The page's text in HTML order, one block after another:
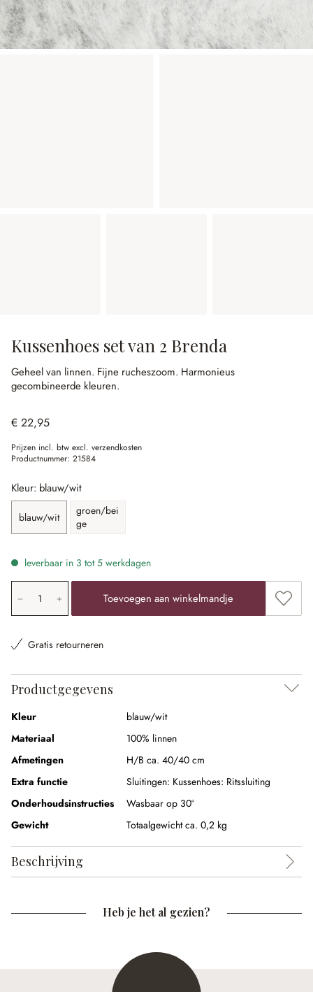
Kussenhoes set van 2 Brenda
Geheel van linnen. Fijne rucheszoom. Harmonieus
gecombineerde kleuren.
€ 22,95
Prijzen incl. btw excl. verzendkosten
Productnummer: 21584
Kleur: blauw/wit
blauw/wit
groen/bei
ge
leverbaar in 3 tot 5 werkdagen
Producthoeveelheid: voer de gewenste waarde in of
Toevoegen aan winkelmandje
Gratis retourneren
Productgegevens
Kleur
blauw/wit
Materiaal
100% linnen
Afmetingen
H/B ca. 40/40 cm
Extra functie
Sluitingen: Kussenhoes: Ritssluiting
Onderhoudsinstructies
Wasbaar op 30°
Gewicht
Totaalgewicht ca. 0,2 kg
Beschrijving
Heb je het al gezien?